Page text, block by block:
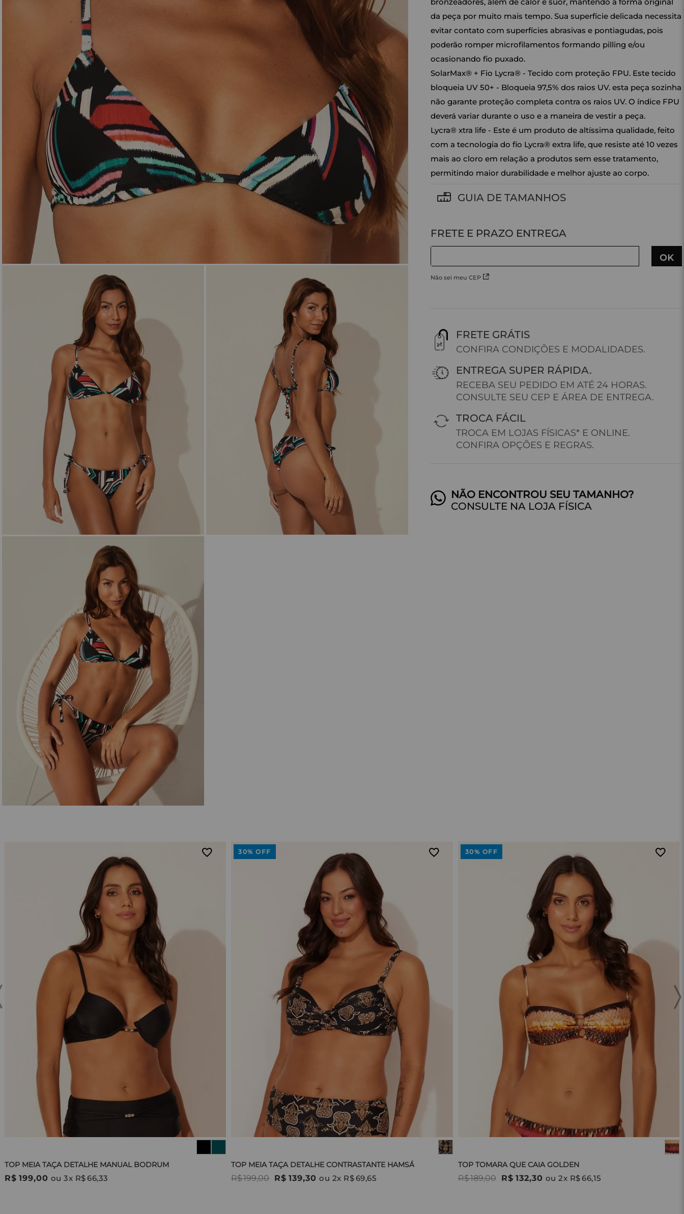
da peça por muito mais tempo. Sua superfície delicada necessita
evitar contato com superfícies abrasivas e pontiagudas, pois
poderão romper microfilamentos formando pilling e/ou
ocasionando fio puxado.
SolarMax® + Fio Lycra® - Tecido com proteção FPU. Este tecido
bloqueia UV 50+ - Bloqueia 97,5% dos raios UV. esta peça sozinha
não garante proteção completa contra os raios UV. O índice FPU
deverá variar durante o uso e a maneira de vestir a peça.
Lycra® xtra life - Este é um produto de altíssima qualidade, feito
com a tecnologia do fio Lycra® extra life, que resiste até 10 vezes
mais ao cloro em relação a produtos sem esse tratamento,
permitindo maior durabilidade e melhor ajuste ao corpo.
GUIA DE TAMANHOS
Não sei meu CEP
FRETE GRÁTIS
CONFIRA CONDIÇÕES E MODALIDADES.
ENTREGA SUPER RÁPIDA.
RECEBA SEU PEDIDO EM ATÉ 24 HORAS.
CONSULTE SEU CEP E ÁREA DE ENTREGA.
TROCA FÁCIL
TROCA EM LOJAS FÍSICAS* E ONLINE.
CONFIRA OPÇÕES E REGRAS.
CONSULTE NA LOJA FÍSICA
TOP MEIA TAÇA DETALHE MANUAL BODRUM
R$ 199,00 ou3x R$66,33
30% OFF
TOP MEIA TAÇA DETALHE CONTRASTANTE HAMSÁ
R$199,00 R$ 139,30 ou 2x R$69,65
30% OFF
TOP TOMARA QUE CAIA GOLDEN
R$189,00 R$ 132,30 ou2x R$66,15